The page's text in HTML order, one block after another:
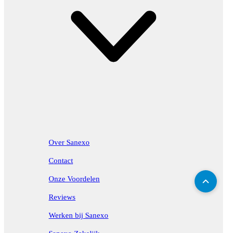
Over Sanexo
Contact
Onze Voordelen
Reviews
Werken bij Sanexo